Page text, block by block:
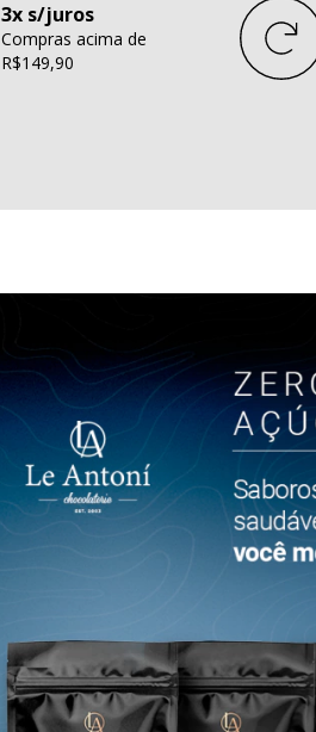
3x s/juros
Compras acima de
R$149,90